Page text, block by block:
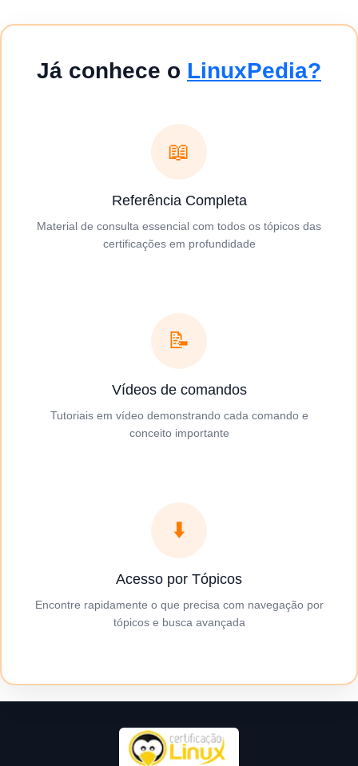
Já conhece o LinuxPedia?
📖
Referência Completa
Material de consulta essencial com todos os tópicos das
certificações em profundidade
📝
Vídeos de comandos
Tutoriais em vídeo demonstrando cada comando e
conceito importante
⬇️
Acesso por Tópicos
Encontre rapidamente o que precisa com navegação por
tópicos e busca avançada